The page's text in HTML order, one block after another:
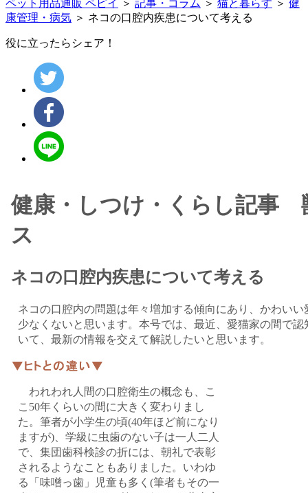
ペット用品通販 ペピイ ＞ 記事・コラム ＞ 猫と暮らす ＞ 健
康管理・病気 ＞ ネコの口腔内疾患について考える
役に立ったらシェア！